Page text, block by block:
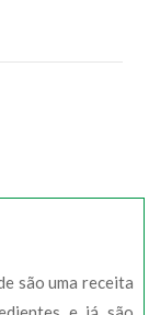
são uma receita